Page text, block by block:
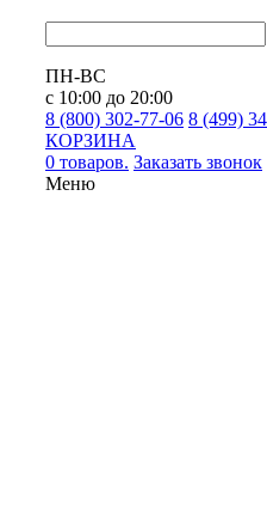
ПН-ВС
с 10:00 до 20:00
8 (800) 302-77-06 8 (499)
КОРЗИНА
0 товаров. Заказать звонок
Меню